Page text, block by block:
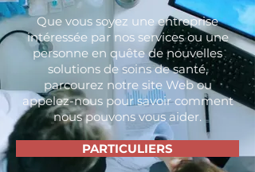
Que vous soyez une entreprise
intéressée par nos services ou une
personne en quête de nouvelles
solutions de soins de santé,
parcourez notre site Web ou
appelez-nous pour savoir comment
nous pouvons vous aider.
PARTICULIERS